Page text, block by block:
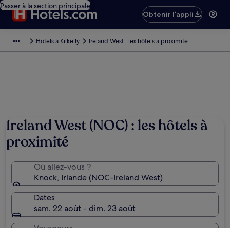
Passer à la section principale
Obtenir l’appli
Hôtels à Kilkelly Ireland West : les hôtels à proximité
Ireland West (NOC) : les hôtels à
proximité
Où allez-vous ?
Knock, Irlande (NOC-Ireland West)
Dates
sam. 22 août - dim. 23 août